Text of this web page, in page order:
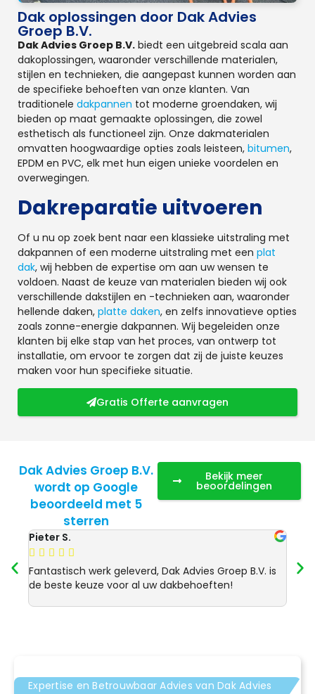
Dak oplossingen door Dak Advies
Groep B.V.
Dak Advies Groep B.V. biedt een uitgebreid scala aan
dakoplossingen, waaronder verschillende materialen,
stijlen en technieken, die aangepast kunnen worden aan
de specifieke behoeften van onze klanten. Van
traditionele dakpannen tot moderne groendaken, wij
bieden op maat gemaakte oplossingen, die zowel
esthetisch als functioneel zijn. Onze dakmaterialen
omvatten hoogwaardige opties zoals leisteen, bitumen,
EPDM en PVC, elk met hun eigen unieke voordelen en
overwegingen.
Dakreparatie uitvoeren
Of u nu op zoek bent naar een klassieke uitstraling met
dakpannen of een moderne uitstraling met een plat
dak, wij hebben de expertise om aan uw wensen te
voldoen. Naast de keuze van materialen bieden wij ook
verschillende dakstijlen en -technieken aan, waaronder
hellende daken, platte daken, en zelfs innovatieve opties
zoals zonne-energie dakpannen. Wij begeleiden onze
klanten bij elke stap van het proces, van ontwerp tot
installatie, om ervoor te zorgen dat zij de juiste keuzes
maken voor hun specifieke situatie.
Gratis Offerte aanvragen
Dak Advies Groep B.V.
wordt op Google
beoordeeld met 5
sterren
Bekijk meer
beoordelingen
Pieter S.
    
Fantastisch werk geleverd, Dak Advies Groep B.V. is
de beste keuze voor al uw dakbehoeften!
Expertise en Betrouwbaar Advies van Dak Advies